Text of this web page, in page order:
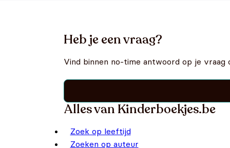
Heb je een vraag?
Vind binnen no-time antwoord op je vraag
Alles van Kinderboekjes.be
Zoek op leeftijd
Zoeken op auteur